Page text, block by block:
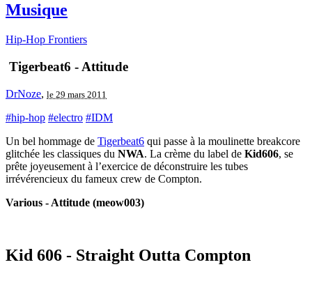
Musique
Hip-Hop Frontiers
Tigerbeat6 - Attitude
DrNoze, le 29 mars 2011
#hip-hop #electro #IDM
Un bel hommage de Tigerbeat6 qui passe à la moulinette breakcore
glitchée les classiques du NWA. La crème du label de Kid606, se
prête joyeusement à l’exercice de déconstruire les tubes
irrévérencieux du fameux crew de Compton.
Various - Attitude (meow003)
Kid 606 - Straight Outta Compton